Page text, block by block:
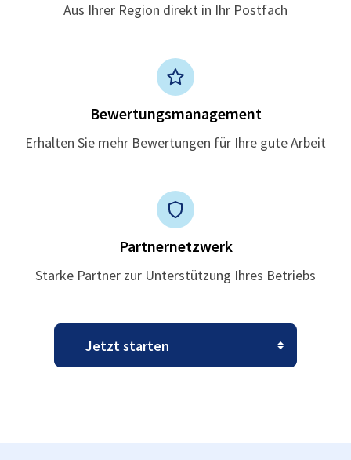
Aus Ihrer Region direkt in Ihr Postfach
Bewertungsmanagement
Erhalten Sie mehr Bewertungen für Ihre gute Arbeit
Partnernetzwerk
Starke Partner zur Unterstützung Ihres Betriebs